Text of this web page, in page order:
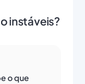
instáveis?
o que